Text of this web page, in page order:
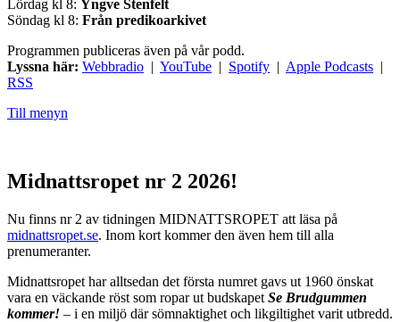
Lördag kl 8: Yngve Stenfelt
Söndag kl 8: Från predikoarkivet
Programmen publiceras även på vår podd.
Lyssna här: Webbradio | YouTube | Spotify | Apple Podcasts |
RSS
Till menyn
Midnattsropet nr 2 2026!
Nu finns nr 2 av tidningen MIDNATTSROPET att läsa på
midnattsropet.se. Inom kort kommer den även hem till alla
prenumeranter.
Midnattsropet har alltsedan det första numret gavs ut 1960 önskat
vara en väckande röst som ropar ut budskapet Se Brudgummen
kommer! – i en miljö där sömnaktighet och likgiltighet varit utbredd.